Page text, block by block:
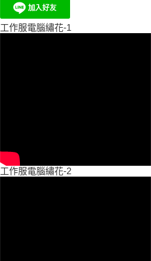
工作服電腦繡花-1
工作服電腦繡花-2